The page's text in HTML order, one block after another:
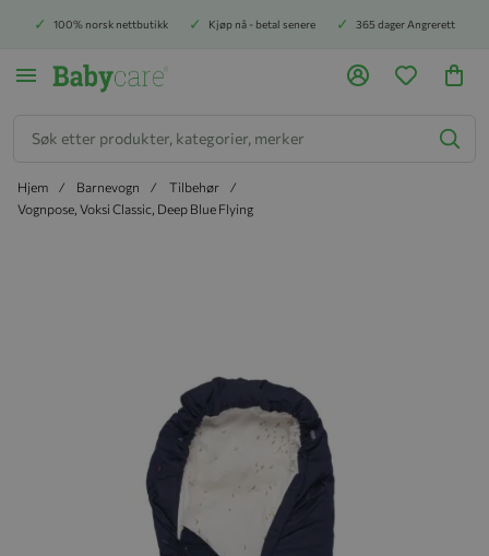
100% norsk nettbutikk Kjøp nå - betal senere 365 dager Angrerett
Hjem Barnevogn
Tilbehør
Vognpose, Voksi Classic, Deep Blue Flying